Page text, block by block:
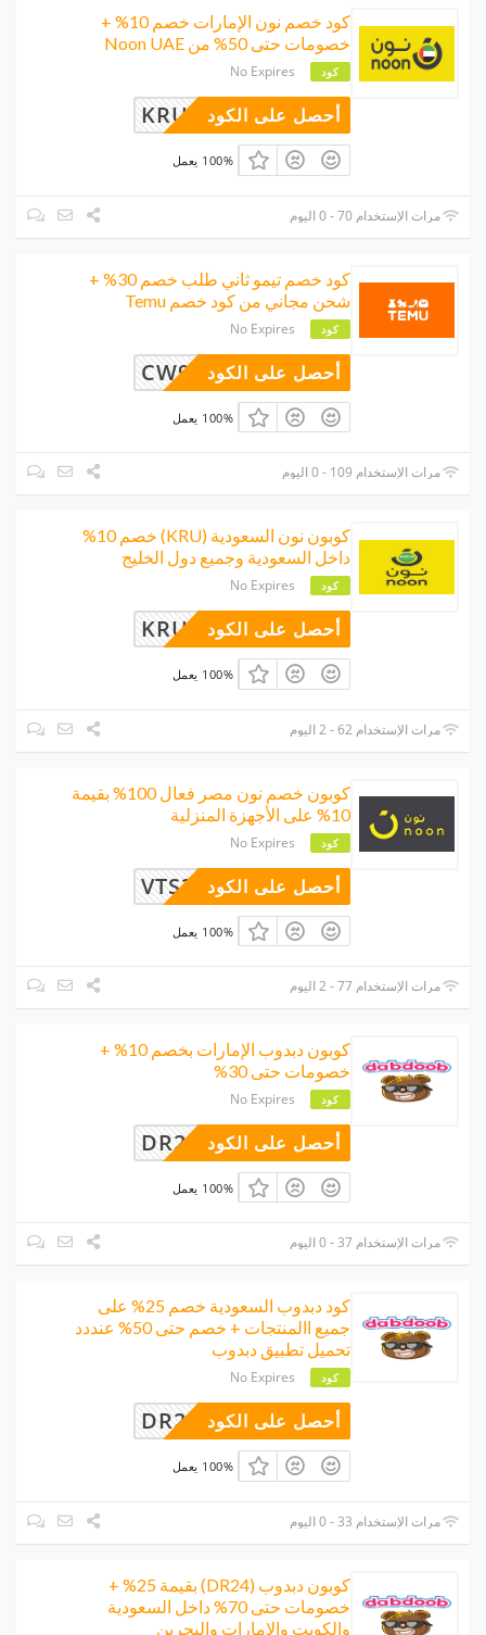
كود خصم نون الإمارات خصم 10% +
خصومات حتى 50% من Noon UAE
كود No Expires
KRU أحصل على الكود
100% يعمل
مرات الإستخدام 70 - 0 اليوم
كود خصم تيمو ثاني طلب خصم 30% +
شحن مجاني من كود خصم Temu
كود No Expires
CW997292أحصل على الكود
100% يعمل
مرات الإستخدام 109 - 0 اليوم
كوبون نون السعودية (KRU) خصم 10%
داخل السعودية وجميع دول الخليج
كود No Expires
KRU أحصل على الكود
100% يعمل
مرات الإستخدام 62 - 2 اليوم
كوبون خصم نون مصر فعال 100% بقيمة
10% على الأجهزة المنزلية
كود No Expires
VTS3 أحصل على الكود
100% يعمل
مرات الإستخدام 77 - 2 اليوم
كوبون دبدوب الإمارات بخصم 10% +
خصومات حتى 30%
كود No Expires
DR24 أحصل على الكود
100% يعمل
مرات الإستخدام 37 - 0 اليوم
كود دبدوب السعودية خصم 25% على
جميع االمنتجات + خصم حتى 50% عنددد
تحميل تطبيق دبدوب
كود No Expires
DR24 أحصل على الكود
100% يعمل
مرات الإستخدام 33 - 0 اليوم
كوبون دبدوب (DR24) بقيمة 25% +
خصومات حتى 70% داخل السعودية
والكويت والإمارات والبحرين